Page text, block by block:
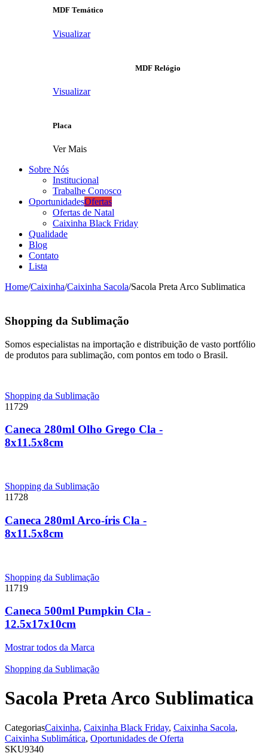
MDF Temático
Visualizar
MDF Relógio
Visualizar
Placa
Ver Mais
Sobre Nós
Institucional
Trabalhe Conosco
OportunidadesOfertas
Ofertas de Natal
Caixinha Black Friday
Qualidade
Blog
Contato
Lista
Home/Caixinha/Caixinha Sacola/Sacola Preta Arco Sublimatica
Shopping da Sublimação
Somos especialistas na importação e distribuição de vasto portfólio
de produtos para sublimação, com pontos em todo o Brasil.
Shopping da Sublimação
11729
Caneca 280ml Olho Grego Cla -
8x11.5x8cm
Shopping da Sublimação
11728
Caneca 280ml Arco-íris Cla -
8x11.5x8cm
Shopping da Sublimação
11719
Caneca 500ml Pumpkin Cla -
12.5x17x10cm
Mostrar todos da Marca
Shopping da Sublimação
Sacola Preta Arco Sublimatica
CategoriasCaixinha, Caixinha Black Friday, Caixinha Sacola,
Caixinha Sublimática, Oportunidades de Oferta
SKU9340